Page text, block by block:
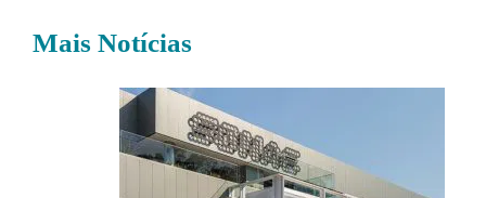
Mais Notícias